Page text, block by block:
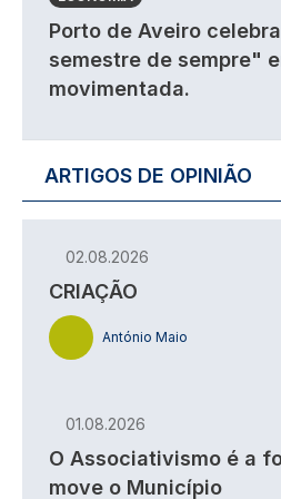
Porto de Aveiro
semestre de sempre"
movimentada.
ARTIGOS DE OPINIÃO
02.08.2026
CRIAÇÃO
António Maio
01.08.2026
O Associativismo é a
move o Município